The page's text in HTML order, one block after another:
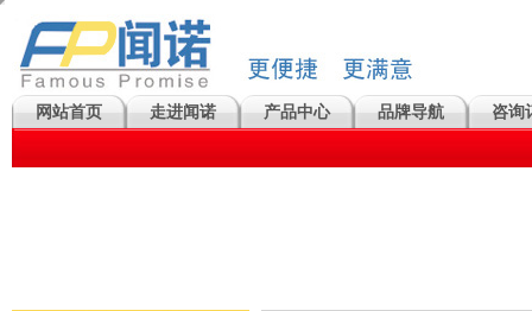
网站首页 走进闻诺 产品中心 品牌导航 咨询